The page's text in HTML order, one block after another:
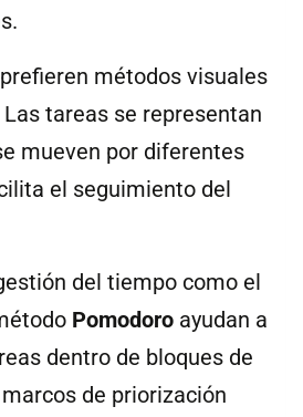
métodos visuales
Las tareas se representan
mueven por diferentes
el seguimiento del
del tiempo como el
Pomodoro ayudan a
dentro de bloques de
de priorización